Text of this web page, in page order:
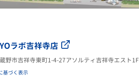
ラボ吉祥寺店
野市吉祥寺東町1-4-27アソルティ吉祥寺エスト1F
基づく表示